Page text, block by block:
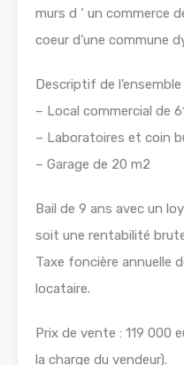
murs d ‘ un commerce
coeur d’une commune
Descriptif de
– Local commercial de
– Laboratoires et coin
– Garage de 20 m2
Bail de 9 ans avec un
soit une rentabilité
Taxe foncière annuelle
locataire.
Prix de vente : 119 000
la charge du vendeur).